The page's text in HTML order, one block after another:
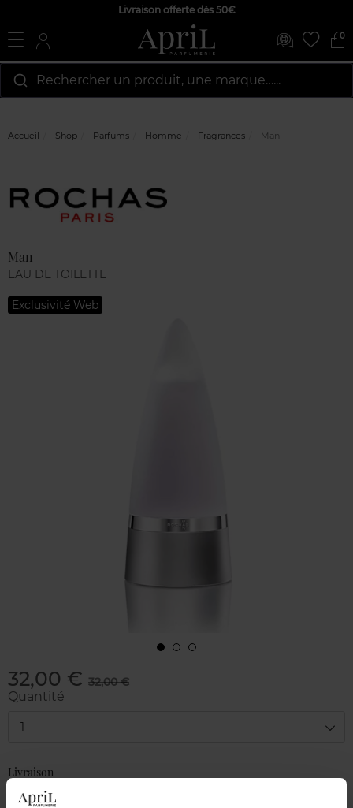
Livraison offerte dès 50€
0
Rechercher un produit, une marque…...
Accueil Shop Parfums Homme Fragrances Man
Man
EAU DE TOILETTE
Exclusivité Web
32,00 € 32,00 €
Quantité
1
Livraison
Cet article n'est plus disponible pour le moment